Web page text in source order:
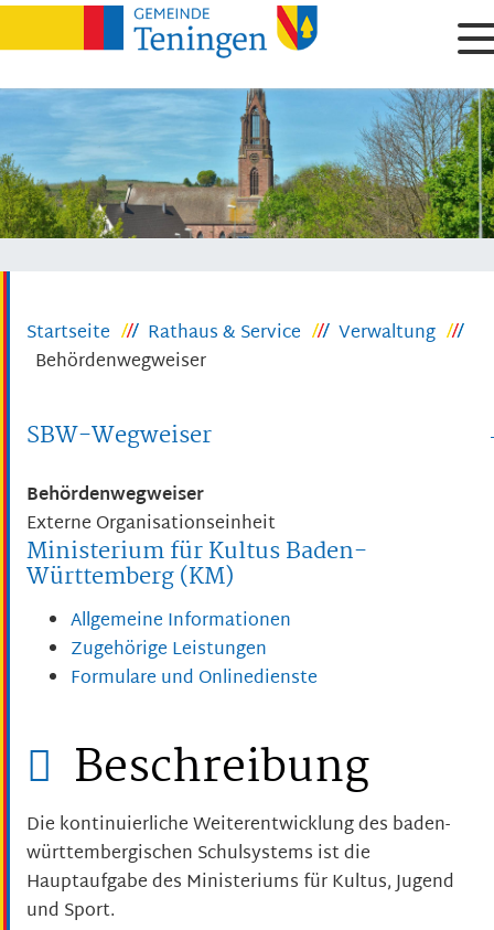
Startseite Rathaus & Service
Verwaltung
Behördenwegweiser
SBW-Wegweiser
Behördenwegweiser
Externe Organisationseinheit
Ministerium für Kultus Baden-
Württemberg (KM)
Allgemeine Informationen
Zugehörige Leistungen
Formulare und Onlinedienste
Beschreibung
Die kontinuierliche Weiterentwicklung des baden-
württembergischen Schulsystems ist die
Hauptaufgabe des Ministeriums für Kultus, Jugend
und Sport.